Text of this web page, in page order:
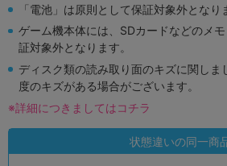
「電池」は原則として保証対象外となり
ゲーム機本体には、SDカードなどのメ
証対象外となります。
ディスク類の読み取り面のキズに関しま
度のキズがある場合がございます。
※詳細につきましてはコチラ
状態違いの同一商